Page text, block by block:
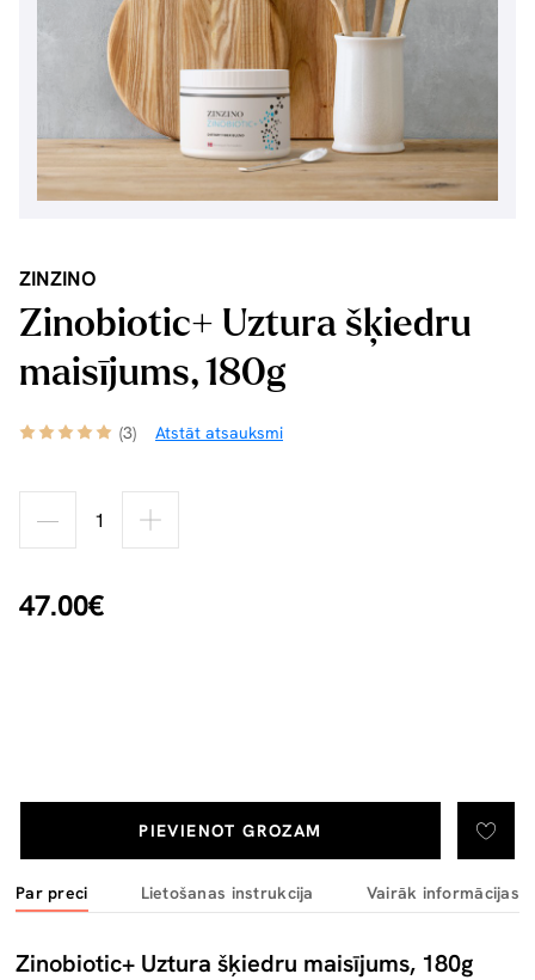
ZINZINO
Zinobiotic+ Uztura šķiedru
maisījums, 180g
(3) Atstāt atsauksmi
47.00€
PIEVIENOT GROZAM
Par preci Lietošanas instrukcija Vairāk informācijas
Zinobiotic+ Uztura šķiedru maisījums, 180g